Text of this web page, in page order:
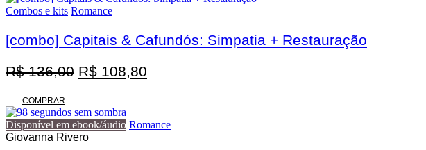
Combos e kits Romance
[combo] Capitais & Cafundós: Simpatia + Restauração
R$136,00 O
era:
R$ 136,00.
R$ 108,80
é:
COMPRAR
Disponível em ebook/áudio Romance
Giovanna Rivero